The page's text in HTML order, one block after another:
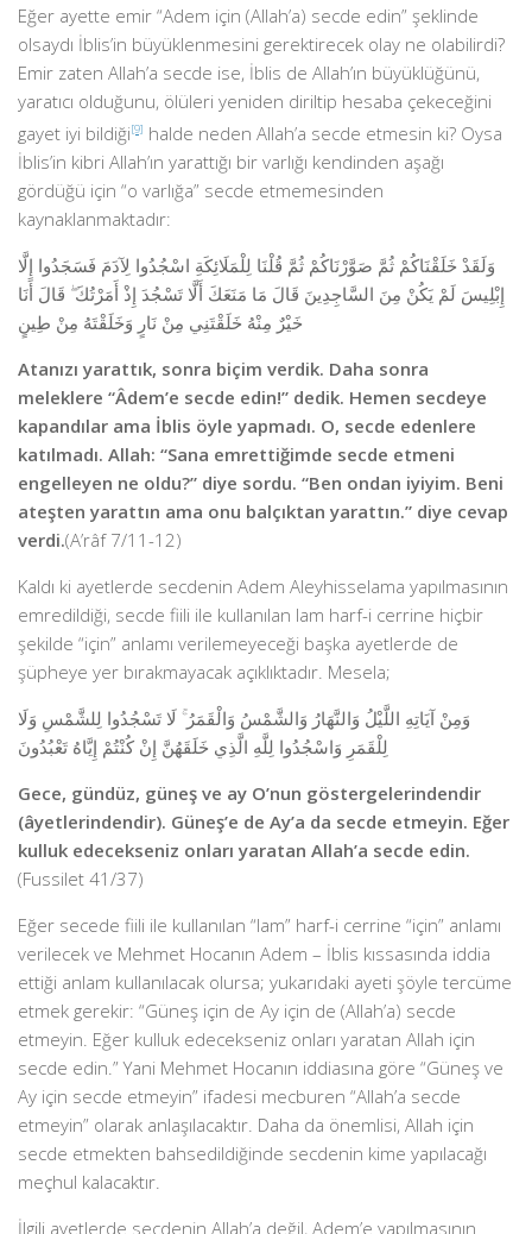
Eğer ayette emir “Adem için (Allah’a) secde edin” şeklinde
olsaydı İblis’in büyüklenmesini gerektirecek olay ne olabilirdi?
Emir zaten Allah’a secde ise, İblis de Allah’ın büyüklüğünü,
yaratıcı olduğunu, ölüleri yeniden diriltip hesaba çekeceğini
gayet iyi bildiği[9] halde neden Allah’a secde etmesin ki? Oysa
İblis’in kibri Allah’ın yarattığı bir varlığı kendinden aşağı
gördüğü için “o varlığa” secde etmemesinden
kaynaklanmaktadır:
وَلَقَدْ خَلَقْنَاكُمْ ثُمَّ صَوَّرْنَاكُمْ ثُمَّ قُلْنَا لِلْمَلَائِكَةِ اسْجُدُوا لِآدَمَ فَسَجَدُوا إِلَّا
إِبْلِيسَ لَمْ يَكُنْ مِنَ السَّاجِدِينَ قَالَ مَا مَنَعَكَ أَلَّا تَسْجُدَ إِذْ أَمَرْتُكَ ۖ قَالَ أَنَا
خَيْرٌ مِنْهُ خَلَقْتَنِي مِنْ نَارٍ وَخَلَقْتَهُ مِنْ طِينٍ
Atanızı yarattık, sonra biçim verdik. Daha sonra
meleklere “Âdem’e secde edin!” dedik. Hemen secdeye
kapandılar ama İblis öyle yapmadı. O, secde edenlere
katılmadı. Allah: “Sana emrettiğimde secde etmeni
engelleyen ne oldu?” diye sordu. “Ben ondan iyiyim. Beni
ateşten yarattın ama onu balçıktan yarattın.” diye cevap
verdi.(A’râf 7/11-12)
Kaldı ki ayetlerde secdenin Adem Aleyhisselama yapılmasının
emredildiği, secde fiili ile kullanılan lam harf-i cerrine hiçbir
şekilde “için” anlamı verilemeyeceği başka ayetlerde de
şüpheye yer bırakmayacak açıklıktadır. Mesela;
وَمِنْ آيَاتِهِ اللَّيْلُ وَالنَّهَارُ وَالشَّمْسُ وَالْقَمَرُ ۚ لَا تَسْجُدُوا لِلشَّمْسِ وَلَا
لِلْقَمَرِ وَاسْجُدُوا لِلَّهِ الَّذِي خَلَقَهُنَّ إِنْ كُنْتُمْ إِيَّاهُ تَعْبُدُونَ
Gece, gündüz, güneş ve ay O’nun göstergelerindendir
(âyetlerindendir). Güneş’e de Ay’a da secde etmeyin. Eğer
kulluk edecekseniz onları yaratan Allah’a secde edin.
(Fussilet 41/37)
Eğer secede fiili ile kullanılan “lam” harf-i cerrine “için” anlamı
verilecek ve Mehmet Hocanın Adem – İblis kıssasında iddia
ettiği anlam kullanılacak olursa; yukarıdaki ayeti şöyle tercüme
etmek gerekir: “Güneş için de Ay için de (Allah’a) secde
etmeyin. Eğer kulluk edecekseniz onları yaratan Allah için
secde edin.” Yani Mehmet Hocanın iddiasına göre “Güneş ve
Ay için secde etmeyin” ifadesi mecburen “Allah’a secde
etmeyin” olarak anlaşılacaktır. Daha da önemlisi, Allah için
secde etmekten bahsedildiğinde secdenin kime yapılacağı
meçhul kalacaktır.
İlgili ayetlerde secdenin Allah’a değil, Adem’e yapılmasının